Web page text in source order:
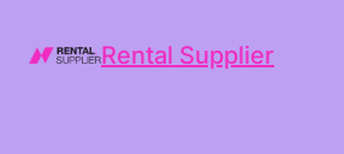
Rental Supplier